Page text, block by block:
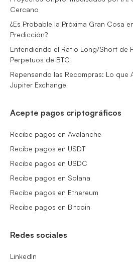
Cercano
¿Es Probable la Próxima Gran Cosa
Predicción?
Entendiendo el Ratio Long/Short de
Perpetuos de BTC
Repensando las Recompras: Lo que
Jupiter Exchange
Acepte pagos criptográficos
Recibe pagos en Avalanche
Recibe pagos en USDT
Recibe pagos en USDC
Recibe pagos en Solana
Recibe pagos en Ethereum
Recibe pagos en Bitcoin
Redes sociales
LinkedIn